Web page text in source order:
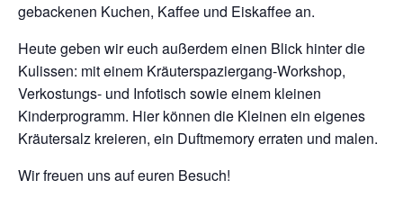
gebackenen Kuchen, Kaffee und Eiskaffee an.
Heute geben wir euch außerdem einen Blick hinter die
Kulissen: mit einem Kräuterspaziergang-Workshop,
Verkostungs- und Infotisch sowie einem kleinen
Kinderprogramm. Hier können die Kleinen ein eigenes
Kräutersalz kreieren, ein Duftmemory erraten und malen.
Wir freuen uns auf euren Besuch!